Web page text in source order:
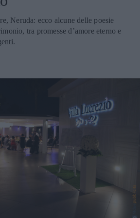
Neruda: ecco alcune delle poesie
tra promesse d’amore eterno e